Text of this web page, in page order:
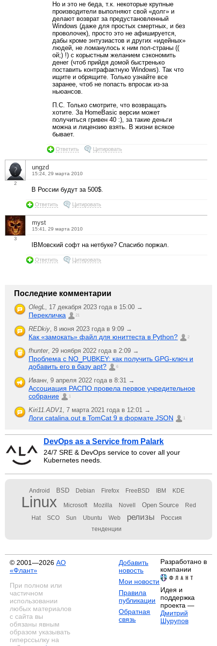
Но и это не беда, т.к. некоторые крупные
производители выполняют свой «долг» и
делают возврат за предустановленный
Windows (даже для простых смертных, и без
проволочек), просто это не афишируется,
дабы кроме энтузиастов и других «идейных»
людей, не ломанулось к ним пол-страны ((
ой;) !) с корыстным желанием сэкономить
денег (чтоб прийдя домой быстренько
поставить контрафактную Windows). Так что
ищите и обрящите. Только узнайте все
заранее, чтоб не попасть впросак из-за
ньюансов.
П.С. Только смотрите, что возвращать
хотите. За HomeBasic версии может
получиться гривен 40 :), за такие деньги
можна и лицензию взять. В жизни всякое
бывает.
Ответить Цитировать
2
ungzd
15:24, 29 марта 2010
В России будут за 500$.
Ответить Цитировать
3
myst
15:41, 29 марта 2010
IBMовский софт на нетбуке? Спасибо поржал.
Ответить Цитировать
Последние комментарии
OlegL 17 декабря 2023 года в 15:00 →
Перекличка 21
REDkiy 8 июня 2023 года в 9:09 →
Как «замокать» файл для юниттеста в Python? 2
fhunter, 29 ноября 2022 года в 2:09 →
Проблема с NO_PUBKEY: как получить GPG-ключ и
добавить его в базу apt?
6
Иванн 9 апреля 2022 года в 8:31 →
Ассоциация РАСПО провела первое учредительное
собрание
1
Kiri11.ADV1 7 марта 2021 года в 12:01 →
Логи catalina.out в TomCat 9 в формате JSON 1
DevOps as a Service from Palark
24/7 SRE & DevOps service to cover all your
Kubernetes needs.
Android BSD Debian Firefox FreeBSD IBM KDE
Linux Microsoft Mozilla Novell Open Source Red
Hat SCO Sun Ubuntu Web релизы Россия
тенденции
© 2001—2026 АО
«Флант»
При полном или
частичном
использовании
любых материалов
с сайта вы
обязаны явным
образом указывать
гиперссылку на
Добавить
новость
Мои новости
Правила
публикации
Обратная
связь
Разработано в
компании
Идея и
поддержка
проекта —
Дмитрий
Шурупов